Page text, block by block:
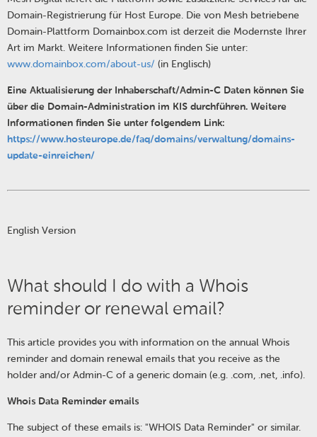
Domain-Registrierung für Host Europe. Die von Mesh betriebene
Domain-Plattform Domainbox.com ist derzeit die Modernste Ihrer
Art im Markt. Weitere Informationen finden Sie unter:
www.domainbox.com/about-us/ (in Englisch)
Eine Aktualisierung der Inhaberschaft/Admin-C Daten können Sie
über die Domain-Administration im KIS durchführen. Weitere
Informationen finden Sie unter folgendem Link:
https://www.hosteurope.de/faq/domains/verwaltung/domains-
update-einreichen/
English Version
What should I do with a Whois
reminder or renewal email?
This article provides you with information on the annual Whois
reminder and domain renewal emails that you receive as the
holder and/or Admin-C of a generic domain (e.g. .com, .net, .info).
Whois Data Reminder emails
The subject of these emails is: "WHOIS Data Reminder" or similar.